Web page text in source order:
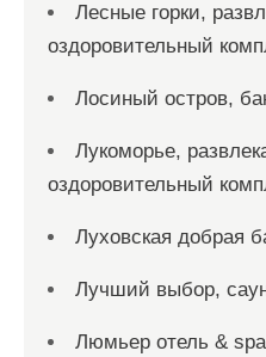
Лесные горки,
оздоровительный
Лосиный остров,
Лукоморье,
оздоровительный
Луховская добрая
Лучший выбор,
Люмьер отель & spa